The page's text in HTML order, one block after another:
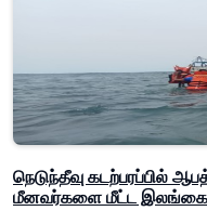
நெடுந்தீவு கடற்பரப்பில்
மீனவர்களை மீட்ட இலங்கை